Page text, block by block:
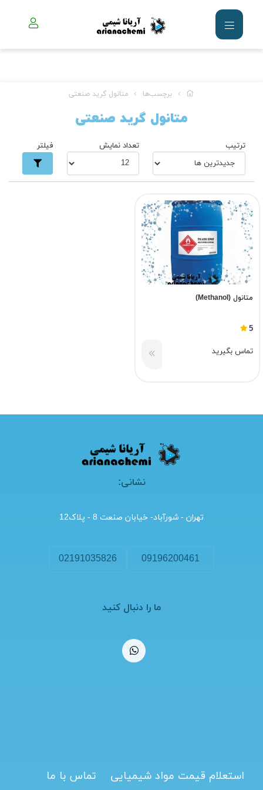
برچسب‌ها متانول گرید صنعتی
متانول گرید صنعتی
ترتیب تعداد نمایش فیلتر
متانول (Methanol)
5
تماس بگیرید
نشانی:
تهران - شورآباد- خیابان صنعت 8 - پلاک12
09196200461
02191035826
ما را دنبال کنید
استعلام قیمت مواد شیمیایی تماس با ما